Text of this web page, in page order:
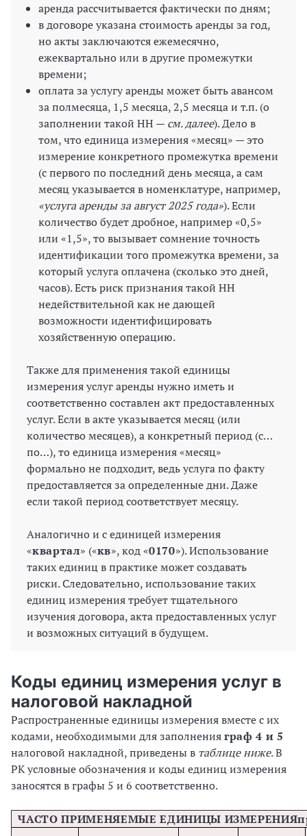
аренда рассчитывается фактически по дням;
в договоре указана стоимость аренды за год,
но акты заключаются ежемесячно,
ежеквартально или в другие промежутки
времени;
оплата за услугу аренды может быть авансом
за полмесяца, 1,5 месяца, 2,5 месяца и т.п. (о
заполнении такой НН — см. далее). Дело в
том, что единица измерения «месяц» — это
измерение конкретного промежутка времени
(с первого по последний день месяца, а сам
месяц указывается в номенклатуре, например,
«услуга аренды за август 2025 года»). Если
количество будет дробное, например «0,5»
или «1,5», то вызывает сомнение точность
идентификации того промежутка времени, за
который услуга оплачена (сколько это дней,
часов). Есть риск признания такой НН
недействительной как не дающей
возможности идентифицировать
хозяйственную операцию.
Также для применения такой единицы
измерения услуг аренды нужно иметь и
соответственно составлен акт предоставленных
услуг. Если в акте указывается месяц (или
количество месяцев), а конкретный период (с…
по…), то единица измерения «месяц»
формально не подходит, ведь услуга по факту
предоставляется за определенные дни. Даже
если такой период соответствует месяцу.
Аналогично и с единицей измерения
«квартал» («кв», код «0170»). Использование
таких единиц в практике может создавать
риски. Следовательно, использование таких
единиц измерения требует тщательного
изучения договора, акта предоставленных услуг
и возможных ситуаций в будущем.
Коды единиц измерения услуг в
налоговой накладной
Распространенные единицы измерения вместе с их
кодами, необходимыми для заполненияграф 4 и 5
налоговой накладной, приведены в таблице ниже. В
РК условные обозначения и коды единиц измерения
заносятся в графы 5 и 6 соответственно.
ЧАСТО ПРИМЕНЯЕМЫЕ ЕДИНИЦЫ ИЗМЕРЕНИЯ